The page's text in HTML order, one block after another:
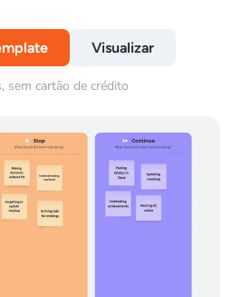
Visualizar
sem cartão de crédito